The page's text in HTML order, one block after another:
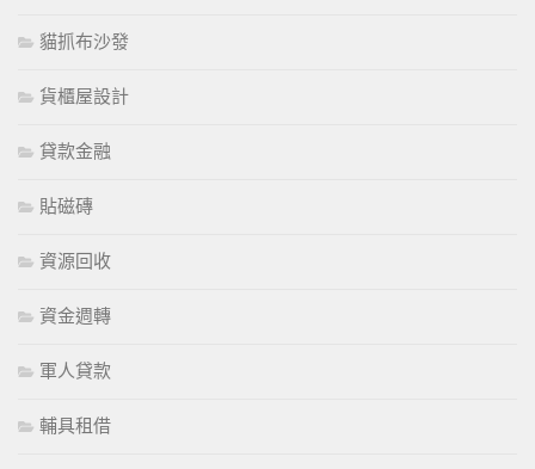
貓抓布沙發
貨櫃屋設計
貸款金融
貼磁磚
資源回收
資金週轉
軍人貸款
輔具租借